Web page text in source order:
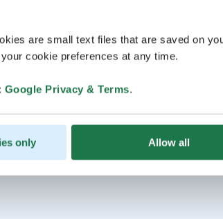
are small text files that are saved on
cookie preferences at any time.
Google Privacy & Terms.
only Allow all